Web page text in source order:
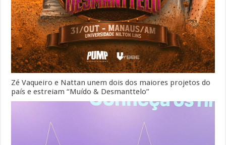
Zé Vaqueiro e Nattan unem dois dos maiores projetos do
país e estreiam “Muído & Desmanttelo”